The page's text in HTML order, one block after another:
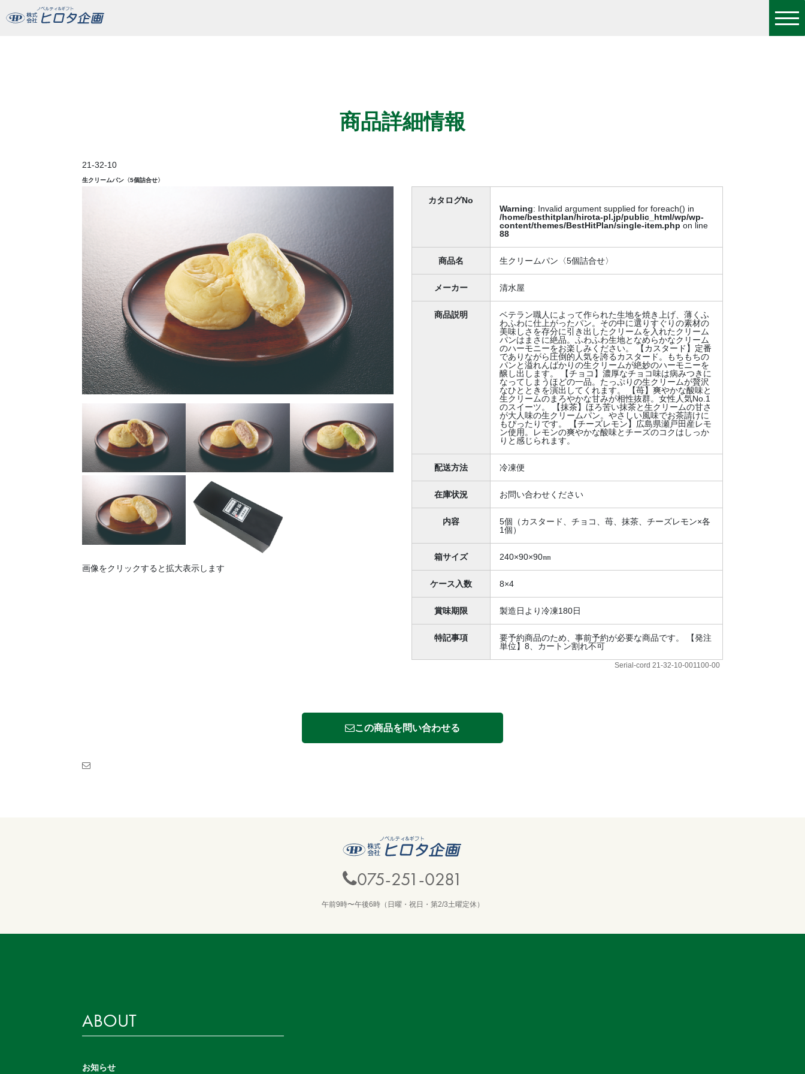
商品詳細情報
21-32-10
生クリームパン〈5個詰合せ〉
画像をクリックすると拡大表示します
カタログNo
Warning: Invalid argument supplied for foreach() in
/home/besthitplan/hirota-pl.jp/public_html/wp/wp-
content/themes/BestHitPlan/single-item.php on line
88
商品名 生クリームパン〈5個詰合せ〉
メーカー 清水屋
商品説明
ベテラン職人によって作られた生地を焼き上げ、薄くふ
わふわに仕上がったパン。その中に選りすぐりの素材の
美味しさを存分に引き出したクリームを入れたクリーム
パンはまさに絶品。ふわふわ生地となめらかなクリーム
のハーモニーをお楽しみください。 【カスタード】定番
でありながら圧倒的人気を誇るカスタード。もちもちの
パンと溢れんばかりの生クリームが絶妙のハーモニーを
醸し出します。 【チョコ】濃厚なチョコ味は病みつきに
なってしまうほどの一品。たっぷりの生クリームが贅沢
なひとときを演出してくれます。 【苺】爽やかな酸味と
生クリームのまろやかな甘みが相性抜群。女性人気No.1
のスイーツ。 【抹茶】ほろ苦い抹茶と生クリームの甘さ
が大人味の生クリームパン。やさしい風味でお茶請けに
もぴったりです。 【チーズレモン】広島県瀬戸田産レモ
ン使用。レモンの爽やかな酸味とチーズのコクはしっか
りと感じられます。
配送方法 冷凍便
在庫状況 お問い合わせください
内容
5個（カスタード、チョコ、苺、抹茶、チーズレモン×各
1個）
箱サイズ 240×90×90㎜
ケース入数 8×4
賞味期限 製造日より冷凍180日
特記事項
要予約商品のため、事前予約が必要な商品です。 【発注
単位】8、カートン割れ不可
Serial-cord 21-32-10-001100-00
この商品を問い合わせる
075-251-0281
午前9時〜午後6時（日曜・祝日・第2/3土曜定休）
ABOUT
お知らせ